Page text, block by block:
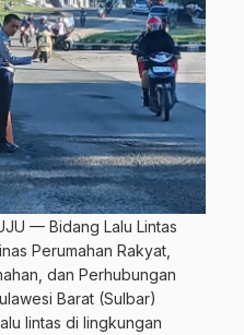
— Bidang Lalu Lintas
Perumahan Rakyat,
dan Perhubungan
Barat (Sulbar)
lintas di lingkungan